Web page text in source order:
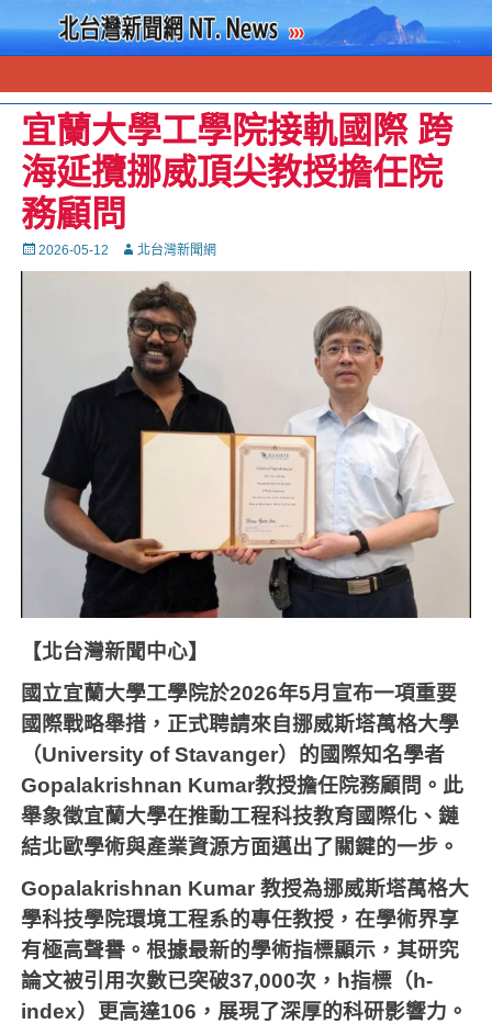
宜蘭大學工學院接軌國際 跨
海延攬挪威頂尖教授擔任院
務顧問
Posted
on
2026-05-12 Autor北台灣新聞網
【北台灣新聞中心】
國立宜蘭大學工學院於2026年5月宣布一項重要
國際戰略舉措，正式聘請來自挪威斯塔萬格大學
（University of Stavanger）的國際知名學者
Gopalakrishnan Kumar教授擔任院務顧問。此
舉象徵宜蘭大學在推動工程科技教育國際化、鏈
結北歐學術與產業資源方面邁出了關鍵的一步。
Gopalakrishnan Kumar教授為挪威斯塔萬格大
學科技學院環境工程系的專任教授，在學術界享
有極高聲譽。根據最新的學術指標顯示，其研究
論文被引用次數已突破37,000次， h指標（h-
index）更高達106 ，展現了深厚的科研影響力。